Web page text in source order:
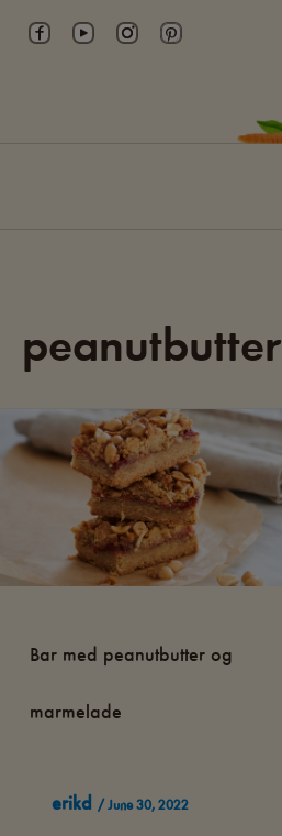
peanutbutter
Bar med peanutbutter og
marmelade
erikd /June 30, 2022